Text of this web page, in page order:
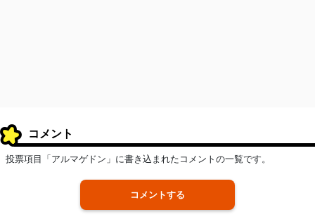
コメント
投票項目「アルマゲドン」に書き込まれたコメントの一覧です。
コメントする